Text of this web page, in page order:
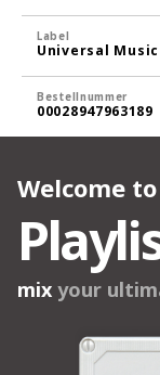
Label
Universal
Bestellnummer
00028947963189